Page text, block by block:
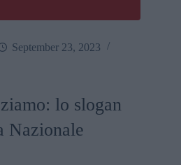
September 23, 2023
lo slogan
Nazionale